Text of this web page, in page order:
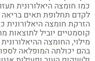
חומצה היאלורונית
תחלופת תאים בריאה
חומצה היאלורונית
יוביל לתוצאות
החומצה ההיאלורונית
יכולתה המופלאה לספוח